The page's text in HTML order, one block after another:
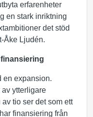
erfarenheter
en stark inriktning
det stöd
Åke Ljudén.
en expansion.
av ytterligare
tio ser det som ett
finansiering från